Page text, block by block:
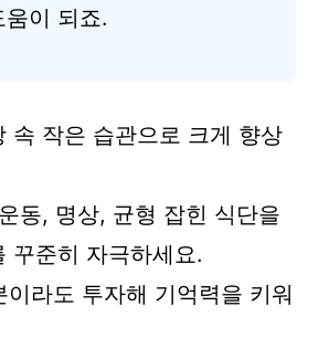
이 되죠.
속 작은 습관으로 크게 향상
동, 명상, 균형 잡힌 식단을
꾸준히 자극하세요.
이라도 투자해 기억력을 키워